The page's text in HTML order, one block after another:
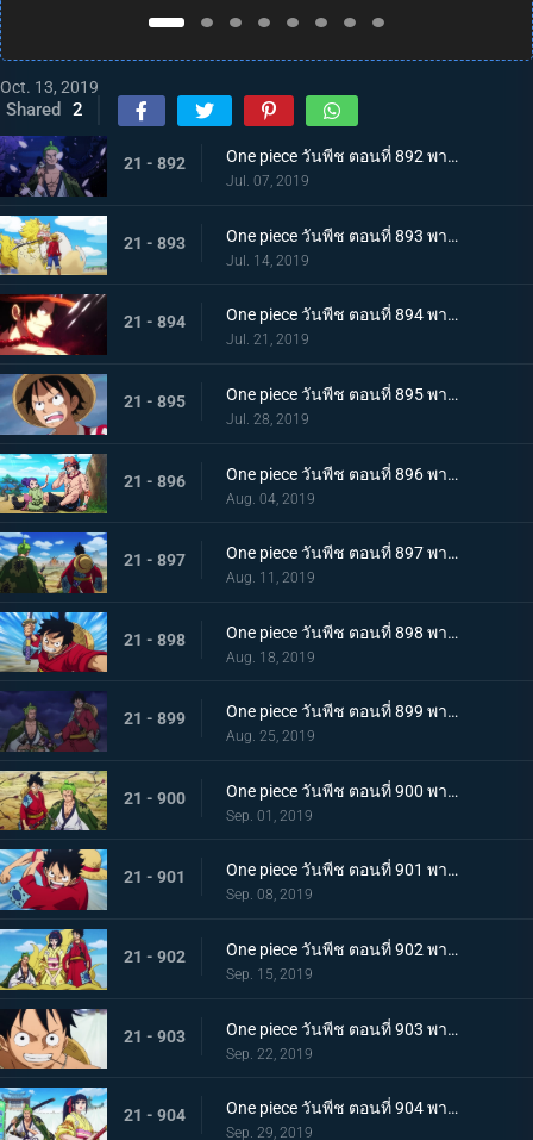
Oct. 13, 2019
Shared 2
21 - 892 One piece วันพีช ตอนที่ 892 พากย์ไทย แคว้นวาโนะคุนิ! สู่แคว้นแห่งซามูไร
Jul. 07, 2019
21 - 893 One piece วันพีช ตอนที่ 893 พากย์ไทย โอทามะปรากฏตัว ลูฟี่ vs ทหารไคโด!
Jul. 14, 2019
21 - 894 One piece วันพีช ตอนที่ 894 พากย์ไทย จะต้องมาแน่ๆ ตำนานเอสที่แคว้นวาโนะ!
Jul. 21, 2019
21 - 895 One piece วันพีช ตอนที่ 895 พากย์ไทย ตอนพิเศษ! นักล่าค่าหัวสุดแกร่ง ซีดอล
Jul. 28, 2019
21 - 896 One piece วันพีช ตอนที่ 896 พากย์ไทย ตอนพิเศษ! ศึกตัดสินระหว่างลูฟี่และเจ้าแห่งแก๊ส
Aug. 04, 2019
21 - 897 One piece วันพีช ตอนที่ 897 พากย์ไทย ช่วยโอทามะ หมวกฟางทะลวงฝ่าทุ่งรกร้าง!
Aug. 11, 2019
21 - 898 One piece วันพีช ตอนที่ 898 พากย์ไทย ดาราเด่น! จอมขมังเวทย์ฮอว์คินส์ออกโรง
Aug. 18, 2019
21 - 899 One piece วันพีช ตอนที่ 899 พากย์ไทย ความพ่ายแพ้ที่เลี่ยงไม่ได้ การโจมตีอย่างหนักของสตรอว์แมน!
Aug. 25, 2019
21 - 900 One piece วันพีช ตอนที่ 900 พากย์ไทย วันที่แสนจะสุดยอด โอทามะ และ ถั่วแดงต้ม
Sep. 01, 2019
21 - 901 One piece วันพีช ตอนที่ 901 พากย์ไทย บุกรังของศัตรู เมืองบาคุระที่เต็มไปด้วยเจ้าหน้าที่รัฐ!
Sep. 08, 2019
21 - 902 One piece วันพีช ตอนที่ 902 พากย์ไทย โยโกสุนะออกโรง อุราชิมะผู้ไร้เทียมทานผู้หมายปองโออิคุ!
Sep. 15, 2019
21 - 903 One piece วันพีช ตอนที่ 903 พากย์ไทย ตัดสินผลซูโม่ หมวกฟาง vs โยโกสุนะสุดแกร่ง!
Sep. 22, 2019
21 - 904 One piece วันพีช ตอนที่ 904 พากย์ไทย ลูฟี่เดือดจัด ช่วยทามะจากอันตราย!
Sep. 29, 2019